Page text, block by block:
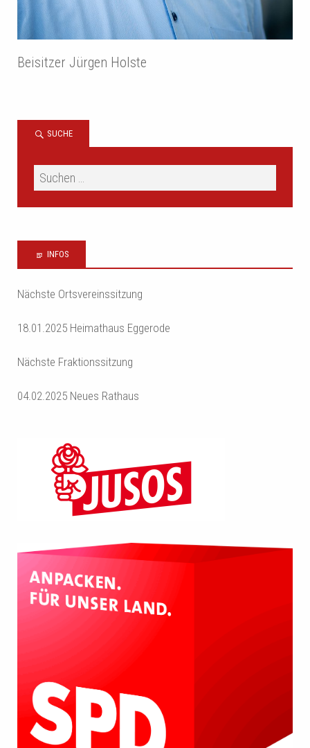
Beisitzer Jürgen Holste
SUCHE
INFOS
Nächste Ortsvereinssitzung
18.01.2025 Heimathaus Eggerode
Nächste Fraktionssitzung
04.02.2025 Neues Rathaus